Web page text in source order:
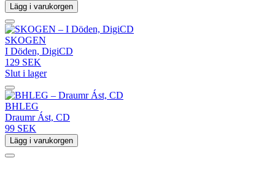
Lägg i varukorgen
SKOGEN
I Döden, DigiCD
129 SEK
Slut i lager
BHLEG
Draumr Ást, CD
99 SEK
Lägg i varukorgen